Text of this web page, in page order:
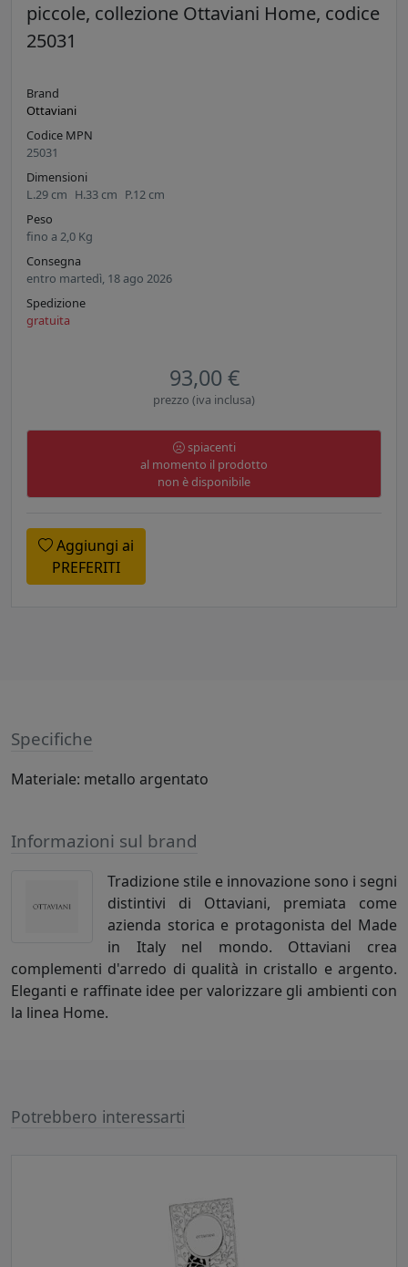
piccole, collezione Ottaviani Home, codice
25031
Brand
Ottaviani
Codice MPN
25031
Dimensioni
L.29 cm H.33 cm P.12 cm
Peso
fino a 2,0 Kg
Consegna
entro martedì, 18 ago 2026
Spedizione
gratuita
93,00 €
prezzo (iva inclusa)
spiacenti
al momento il prodotto
non è disponibile
Aggiungi ai
PREFERITI
Specifiche
Materiale: metallo argentato
Informazioni sul brand
Tradizione stile e innovazione sono i segni
distintivi di Ottaviani, premiata come
azienda storica e protagonista del Made
in Italy nel mondo. Ottaviani crea
complementi d'arredo di qualità in cristallo e argento.
Eleganti e raffinate idee per valorizzare gli ambienti con
la linea Home.
Potrebbero interessarti